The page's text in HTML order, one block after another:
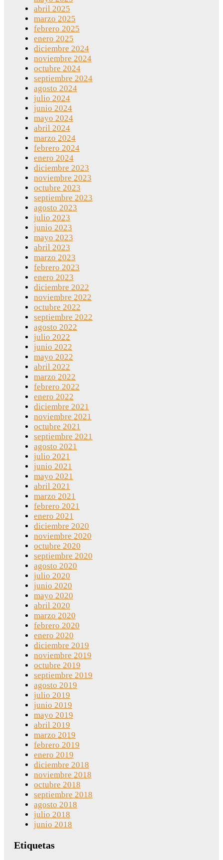
abril 2025
marzo 2025
febrero 2025
enero 2025
diciembre 2024
noviembre 2024
octubre 2024
septiembre 2024
agosto 2024
julio 2024
junio 2024
mayo 2024
abril 2024
marzo 2024
febrero 2024
enero 2024
diciembre 2023
noviembre 2023
octubre 2023
septiembre 2023
agosto 2023
julio 2023
junio 2023
mayo 2023
abril 2023
marzo 2023
febrero 2023
enero 2023
diciembre 2022
noviembre 2022
octubre 2022
septiembre 2022
agosto 2022
julio 2022
junio 2022
mayo 2022
abril 2022
marzo 2022
febrero 2022
enero 2022
diciembre 2021
noviembre 2021
octubre 2021
septiembre 2021
agosto 2021
julio 2021
junio 2021
mayo 2021
abril 2021
marzo 2021
febrero 2021
enero 2021
diciembre 2020
noviembre 2020
octubre 2020
septiembre 2020
agosto 2020
julio 2020
junio 2020
mayo 2020
abril 2020
marzo 2020
febrero 2020
enero 2020
diciembre 2019
noviembre 2019
octubre 2019
septiembre 2019
agosto 2019
julio 2019
junio 2019
mayo 2019
abril 2019
marzo 2019
febrero 2019
enero 2019
diciembre 2018
noviembre 2018
octubre 2018
septiembre 2018
agosto 2018
julio 2018
junio 2018
Etiquetas